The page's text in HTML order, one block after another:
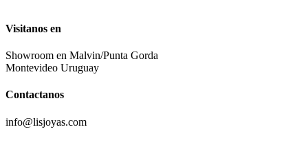
Visitanos en
Showroom en Malvin/Punta Gorda
Montevideo Uruguay
Contactanos
info@lisjoyas.com